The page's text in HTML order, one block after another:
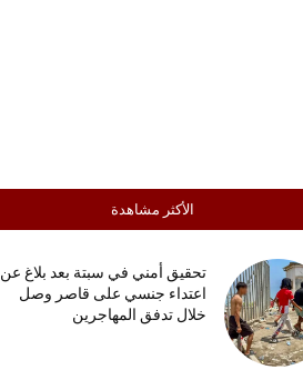
الأكثر مشاهدة
تحقيق أمني في سبتة بعد بلاغ عن
اعتداء جنسي على قاصر وصل
خلال تدفق المهاجرين